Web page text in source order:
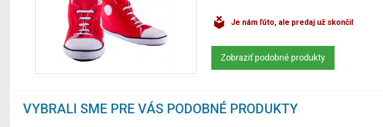
Je nám ľúto, ale predaj už skončil
Zobraziť podobné produkty
VYBRALI SME PRE VÁS PODOBNÉ PRODUKTY